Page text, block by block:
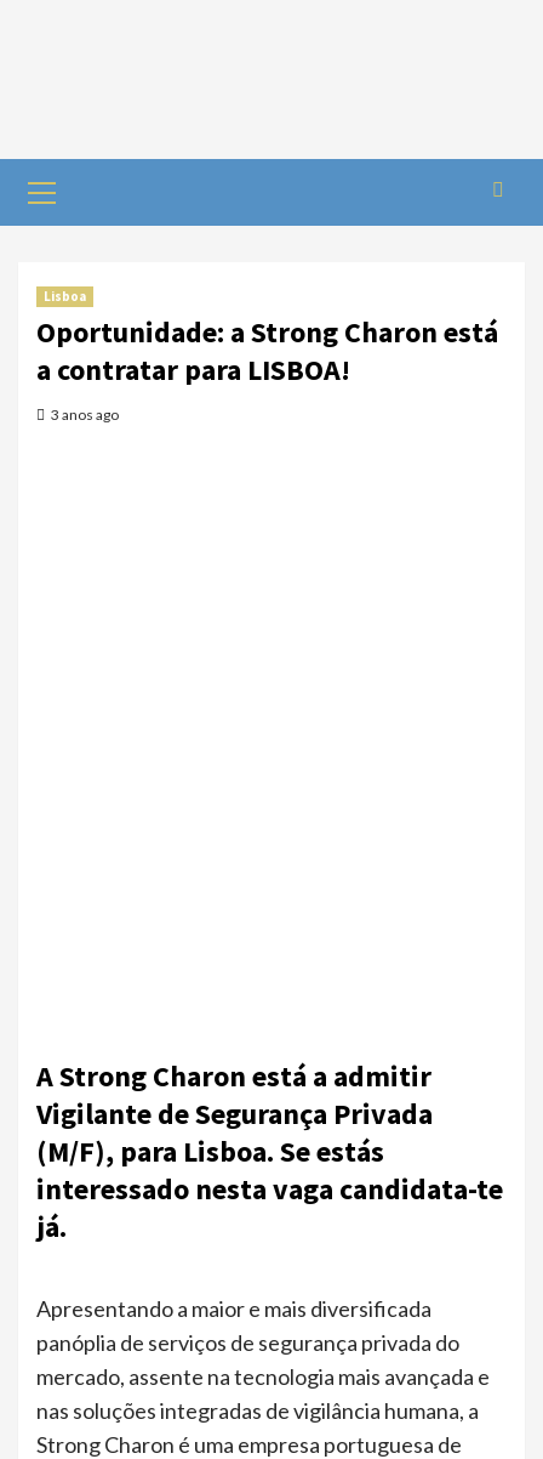
Lisboa
Oportunidade: a Strong Charon está
a contratar para LISBOA!
3 anos ago
A Strong Charon está a admitir
Vigilante de Segurança Privada
(M/F), para Lisboa. Se estás
interessado nesta vaga candidata-te
já.
Apresentando a maior e mais diversificada
panóplia de serviços de segurança privada do
mercado, assente na tecnologia mais avançada e
nas soluções integradas de vigilância humana, a
Strong Charon é uma empresa portuguesa de